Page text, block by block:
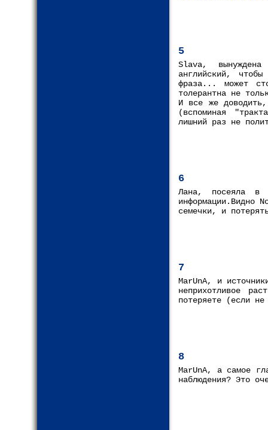
5
Slava,
английский,
фраза... может
толерантна не
И все же
(вспоминая
лишний раз не
6
Лана, посеяла в
информации.Видно
семечки, и
7
MarUnA, и
неприхотливое
потеряете (если
8
MarUnA, а самое
наблюдения? Это